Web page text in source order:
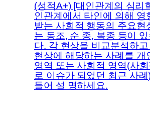
(성적A+) [대인관계의 심리
인관계에서 타인에 의해 영
받는 사회적 행동의 주요현
는 동조, 순 종, 복종 등이 있
다. 각 현상을 비교분석하고
현상에 해당하는 사례를 개
영역 또는 사회적 영역(사회
로 이슈가 되었던 최근 사례
들어 설 명하세요.